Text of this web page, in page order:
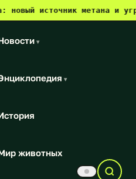
метана и угроза для
▾
▾
животных